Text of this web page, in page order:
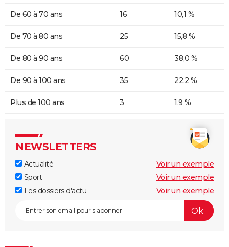
De 60 à 70 ans 16 10,1 %
De 70 à 80 ans 25 15,8 %
De 80 à 90 ans 60 38,0 %
De 90 à 100 ans 35 22,2 %
Plus de 100 ans 3 1,9 %
NEWSLETTERS
Actualité
Voir un exemple
Sport
Voir un exemple
Les dossiers d'actu
Voir un exemple